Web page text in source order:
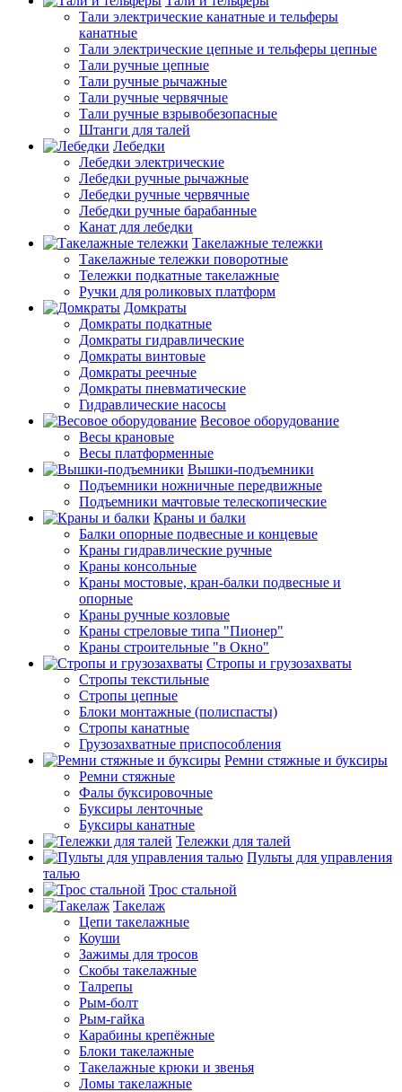
Тали электрические канатные и тельферы
канатные
Тали электрические цепные и тельферы цепные
Тали ручные цепные
Тали ручные рычажные
Тали ручные червячные
Тали ручные взрывобезопасные
Штанги для талей
Лебедки
Лебедки электрические
Лебедки ручные рычажные
Лебедки ручные червячные
Лебедки ручные барабанные
Канат для лебедки
Такелажные тележки
Такелажные тележки поворотные
Тележки подкатные такелажные
Ручки для роликовых платформ
Домкраты
Домкраты подкатные
Домкраты гидравлические
Домкраты винтовые
Домкраты реечные
Домкраты пневматические
Гидравлические насосы
Весовое оборудование
Весы крановые
Весы платформенные
Вышки-подъемники
Подъемники ножничные передвижные
Подъемники мачтовые телескопические
Краны и балки
Балки опорные подвесные и концевые
Краны гидравлические ручные
Краны консольные
Краны мостовые, кран-балки подвесные и
опорные
Краны ручные козловые
Краны стреловые типа "Пионер"
Краны строительные "в Окно"
Стропы и грузозахваты
Стропы текстильные
Стропы цепные
Блоки монтажные (полиспасты)
Стропы канатные
Грузозахватные приспособления
Ремни стяжные и буксиры
Ремни стяжные
Фалы буксировочные
Буксиры ленточные
Буксиры канатные
Тележки для талей
Пульты для управления
талью
Трос стальной
Такелаж
Цепи такелажные
Коуши
Зажимы для тросов
Скобы такелажные
Талрепы
Рым-болт
Рым-гайка
Карабины крепёжные
Блоки такелажные
Такелажные крюки и звенья
Ломы такелажные